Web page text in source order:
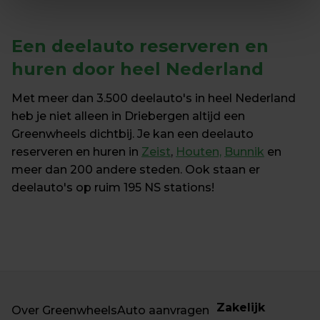
Een deelauto reserveren en
huren door heel Nederland
Met meer dan 3.500 deelauto's in heel Nederland
heb je niet alleen in Driebergen altijd een
Greenwheels dichtbij. Je kan een deelauto
reserveren en huren in Zeist, Houten, Bunnik en
meer dan 200 andere steden. Ook staan er
deelauto's op ruim 195 NS stations!
Over GreenwheelsAuto aanvragen Zakelijk